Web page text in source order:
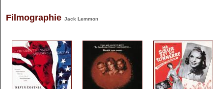
Filmographie Jack Lemmon